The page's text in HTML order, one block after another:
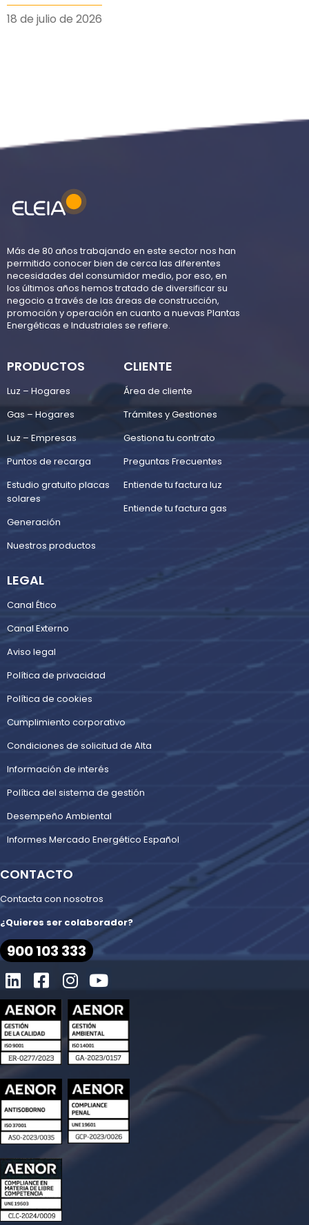
18 de julio de 2026
Más de 80 años trabajando en este sector nos han
permitido conocer bien de cerca las diferentes
necesidades del consumidor medio, por eso, en
los últimos años hemos tratado de diversificar su
negocio a través de las áreas de construcción,
promoción y operación en cuanto a nuevas Plantas
Energéticas e Industriales se refiere.
PRODUCTOS
Luz – Hogares
Gas – Hogares
Luz – Empresas
Puntos de recarga
Estudio gratuito placas
solares
Generación
Nuestros productos
CLIENTE
Área de cliente
Trámites y Gestiones
Gestiona tu contrato
Preguntas Frecuentes
Entiende tu factura luz
Entiende tu factura gas
LEGAL
Canal Ético
Canal Externo
Aviso legal
Política de privacidad
Política de cookies
Cumplimiento corporativo
Condiciones de solicitud de Alta
Información de interés
Política del sistema de gestión
Desempeño Ambiental
Informes Mercado Energético Español
CONTACTO
Contacta con nosotros
¿Quieres ser colaborador?
900 103 333